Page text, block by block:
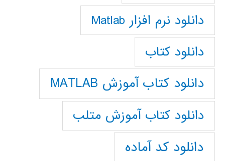
دانلود نرم افزار Matlab
دانلود کتاب
دانلود کتاب آموزش MATLAB
دانلود کتاب آموزش متلب
دانلود کد آماده